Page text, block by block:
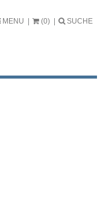
MENU (0) SUCHE